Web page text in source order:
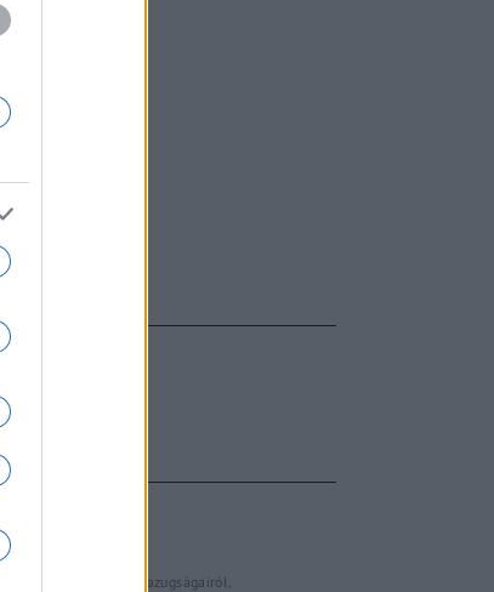
VIDEÓK
műsor a baloldal hazugságairól